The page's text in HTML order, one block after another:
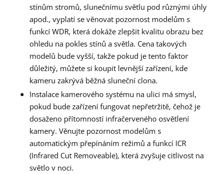
stínům stromů, slunečnímu světlu pod různými úhly
apod., vyplatí se věnovat pozornost modelům s
funkcí WDR, která dokáže zlepšit kvalitu obrazu bez
ohledu na pokles stínů a světla. Cena takových
modelů bude vyšší, takže pokud je tento faktor
důležitý, můžete si koupit levnější zařízení, kde
kameru zakrývá běžná sluneční clona.
Instalace kamerového systému na ulici má smysl,
pokud bude zařízení fungovat nepřetržitě, čehož je
dosaženo přítomností infračerveného osvětlení
kamery. Věnujte pozornost modelům s
automatickým přepínáním režimů a funkcí ICR
(Infrared Cut Removeable), která zvyšuje citlivost na
světlo v noci.